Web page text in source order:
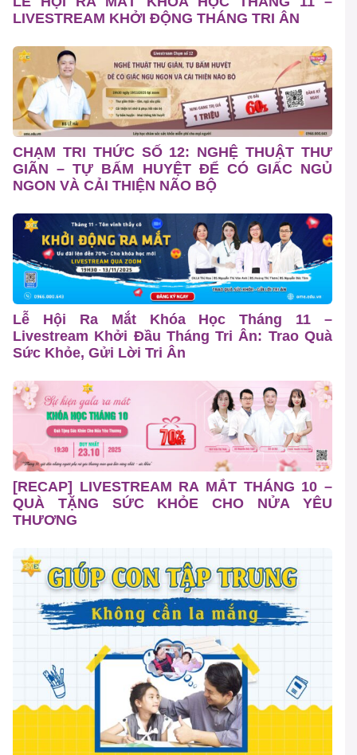
LIVESTREAM KHỞI ĐỘNG THÁNG TRI ÂN
CHẠM TRI THỨC SỐ 12: NGHỆ THUẬT THƯ
GIÃN – TỰ BẤM HUYỆT ĐỂ CÓ GIẤC NGỦ
NGON VÀ CẢI THIỆN NÃO BỘ
Lễ Hội Ra Mắt Khóa Học Tháng 11 –
Livestream Khởi Đầu Tháng Tri Ân: Trao Quà
Sức Khỏe, Gửi Lời Tri Ân
[RECAP] LIVESTREAM RA MẮT THÁNG 10 –
QUÀ TẶNG SỨC KHỎE CHO NỬA YÊU
THƯƠNG